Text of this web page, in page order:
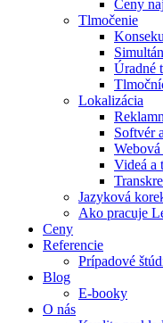
Ceny
Tlmočenie
Úradné
Lokalizácia
Softvér
Webová
Videá a
Jazyková
Ako pracuje
Ceny
Referencie
Prípadové
Blog
E-booky
O nás